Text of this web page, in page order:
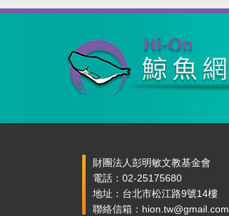
財團法人彭明敏文教基金會
電話：02-25175680
地址：台北市松江路9號14樓
聯絡信箱：hion.tw@gmail.com